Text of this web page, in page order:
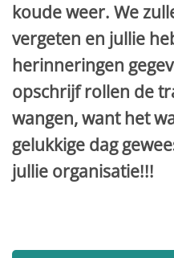
koude weer. We
vergeten en jullie
herinneringen
opschrijf rollen de
wangen, want het
gelukkige dag
jullie organisatie!!!